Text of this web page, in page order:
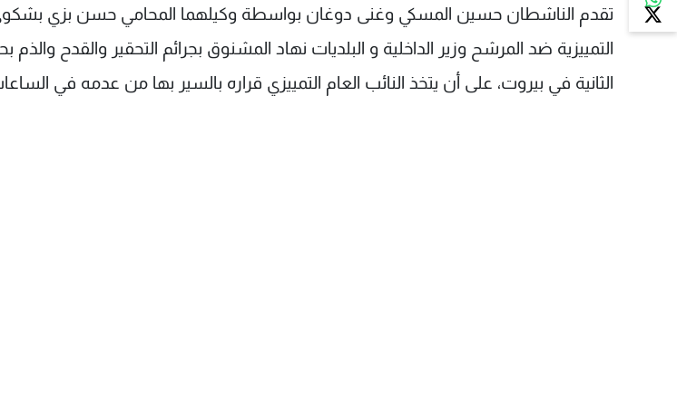
تقدم الناشطان حسين المسكي وغنى دوغان بواسطة وكيلهما المحامي حسن بزي بشكوى
التمييزية ضد المرشح وزير الداخلية و البلديات نهاد المشنوق بجرائم التحقير والقدح والذم
الثانية في بيروت، على أن يتخذ النائب العام التمييزي قراره بالسير بها من عدمه في